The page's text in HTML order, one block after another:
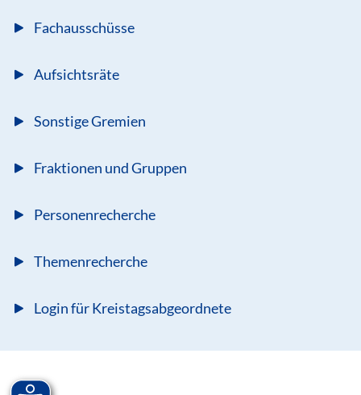
Fachausschüsse
Aufsichtsräte
Sonstige Gremien
Fraktionen und Gruppen
Personenrecherche
Themenrecherche
Login für Kreistagsabgeordnete